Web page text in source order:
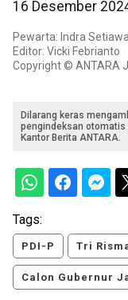
16 Desember
Pewarta: Indra
Editor: Vicki Febrianto
Copyright © ANTARA
Dilarang keras
pengindeksan
Kantor Berita ANTARA.
Tags:
PDI-P Tri
Calon Gubernur